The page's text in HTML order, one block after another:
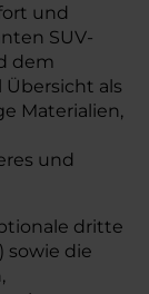
und
SUV-
dem
als
Materialien,
und
dritte
sowie die